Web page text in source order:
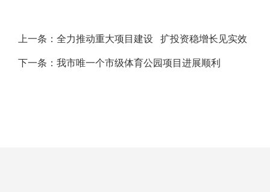
上一条： 全力推动重大项目建设 扩投资稳增长见实效
下一条： 我市唯一个市级体育公园项目进展顺利